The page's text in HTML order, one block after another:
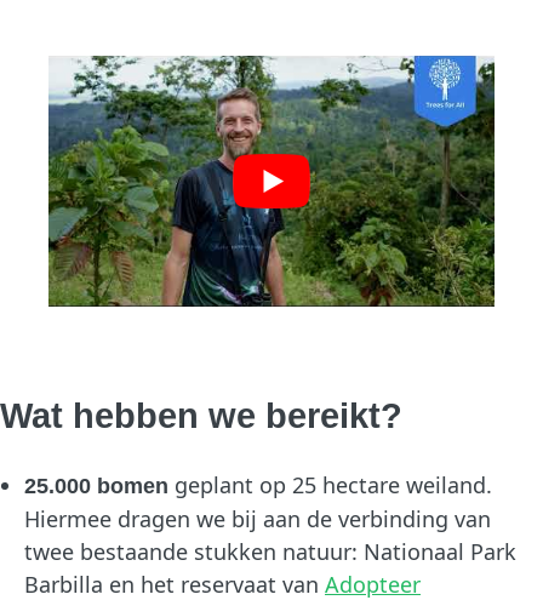
Wat hebben we bereikt?
25.000 bomen geplant op 25 hectare weiland.
Hiermee dragen we bij aan de verbinding van
twee bestaande stukken natuur: Nationaal Park
Barbilla en het reservaat van Adopteer